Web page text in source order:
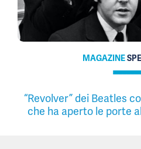
MAGAZINE
“Revolver” dei Beatles
che ha aperto le porte